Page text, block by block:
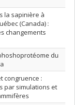
la sapinière à
(Canada) :
changements
du
congruence :
par simulations et